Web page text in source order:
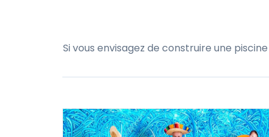
Si vous envisagez de construire une